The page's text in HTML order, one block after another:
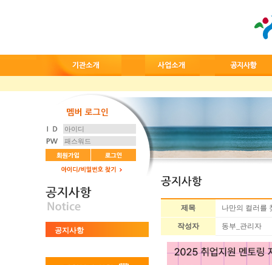
공지사항
제목 나만의 컬러를
작성자 동부_관리자